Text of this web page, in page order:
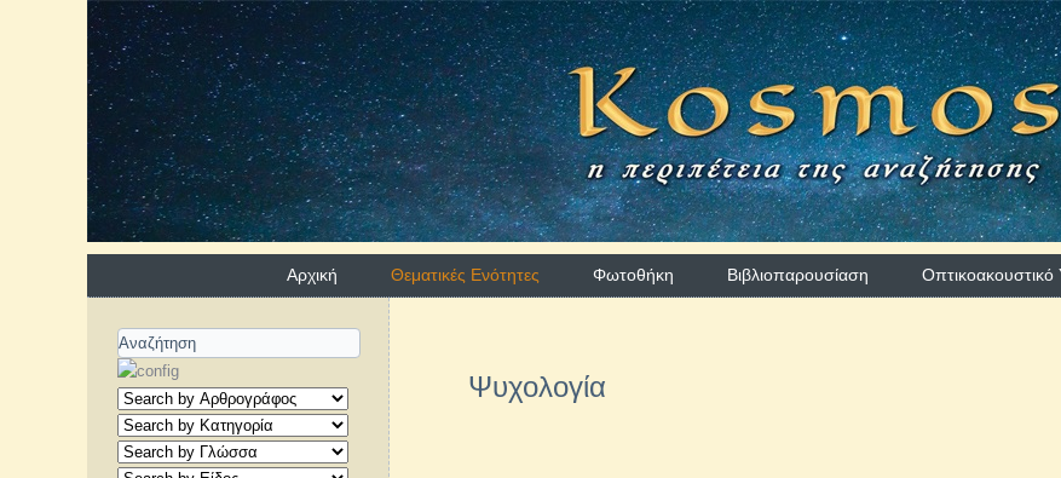
Αρχική Θεματικές Ενότητες Φωτοθήκη Βιβλιοπαρουσίαση Οπτικοακουστικό
Ψυχολογία